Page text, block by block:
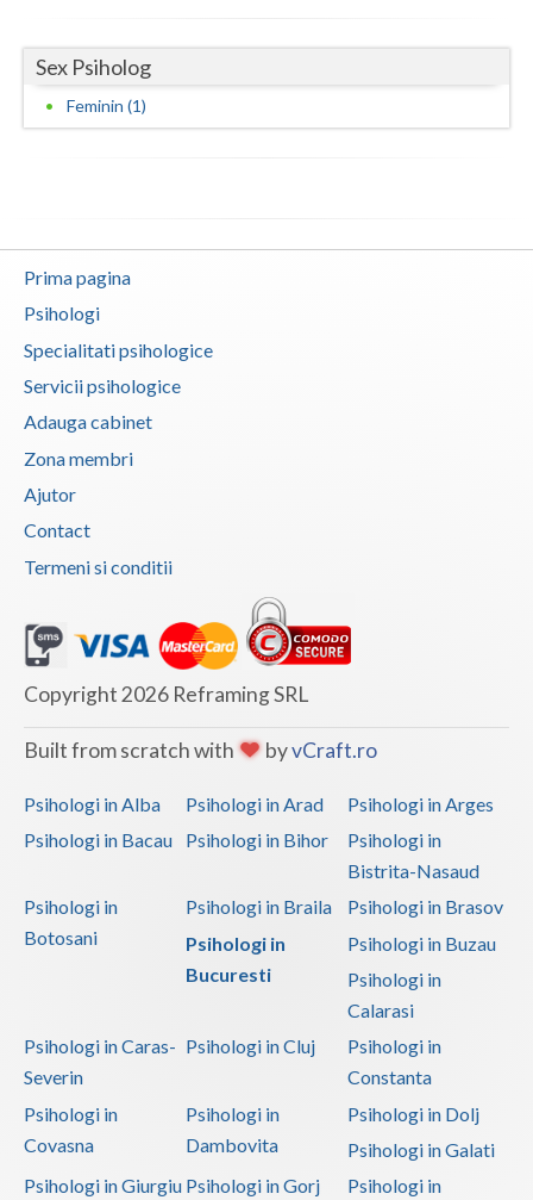
Tulcea
Valcea
Sex Psiholog
Feminin (1)
Prima pagina
Psihologi
Specialitati psihologice
Servicii psihologice
Adauga cabinet
Zona membri
Ajutor
Contact
Termeni si conditii
Copyright 2026 Reframing SRL
Built from scratch with byvCraft.ro
Psihologi in Alba Psihologi in Arad
Psihologi in Arges
Psihologi in Bacau
Psihologi in Bihor
Psihologi in
Bistrita-Nasaud
Psihologi in
Botosani
Psihologi in Braila
Psihologi in Brasov
Psihologi in
Bucuresti
Psihologi in Buzau
Psihologi in
Calarasi
Psihologi in Caras-
Severin
Psihologi in Cluj
Psihologi in
Constanta
Psihologi in
Covasna
Psihologi in
Dambovita
Psihologi in Dolj
Psihologi in Galati
Psihologi in Giurgiu Psihologi in Gorj Psihologi in